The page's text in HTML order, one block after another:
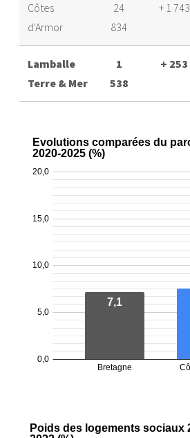
Côtes
d'Armor
24
834
+ 1 743
Lamballe
Terre & Mer
1
538
+ 253